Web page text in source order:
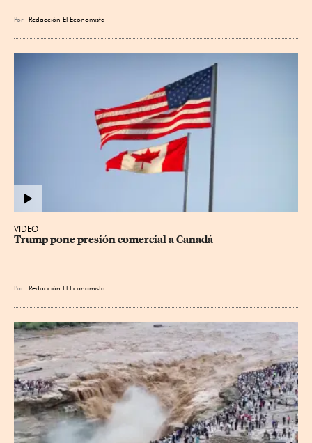
Por Redacción El Economista
VIDEO
Trump pone presión comercial a Canadá
Por Redacción El Economista